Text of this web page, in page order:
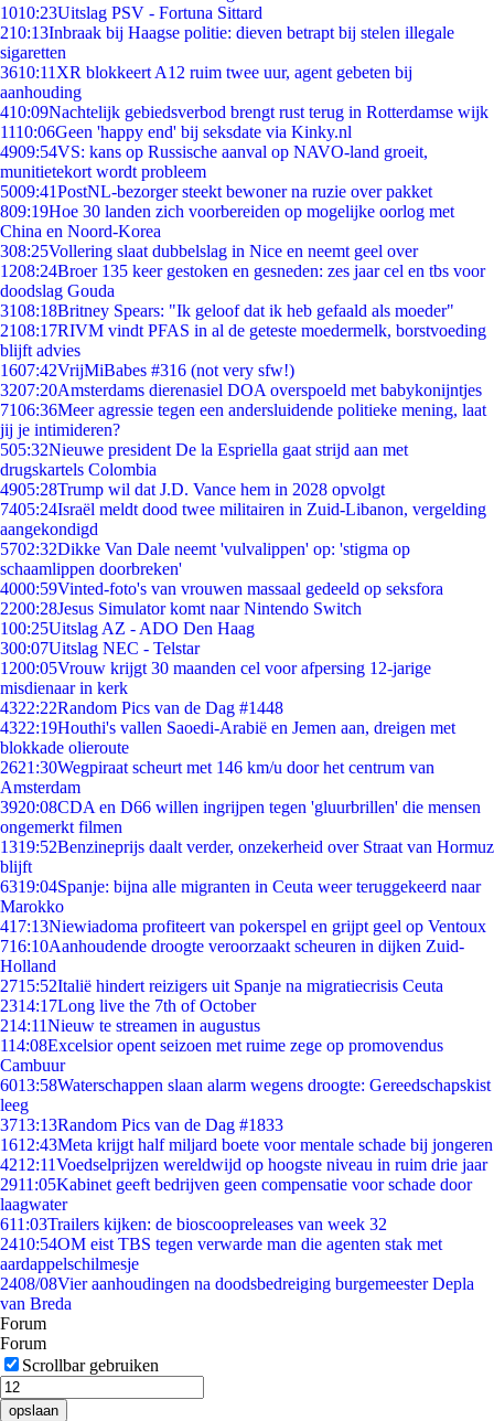
1010:23Uitslag PSV - Fortuna Sittard
210:13Inbraak bij Haagse politie: dieven betrapt bij stelen illegale
sigaretten
3610:11 XR blokkeert A12 ruim twee uur, agent gebeten bij
aanhouding
410:09Nachtelijk gebiedsverbod brengt rust terug in Rotterdamse wijk
1110:06Geen 'happy end' bij seksdate via Kinky.nl
4909:54VS: kans op Russische aanval op NAVO-land groeit,
munitietekort wordt probleem
5009:41PostNL-bezorger steekt bewoner na ruzie over pakket
809:19Hoe 30 landen zich voorbereiden op mogelijke oorlog met
China en Noord-Korea
308:25Vollering slaat dubbelslag in Nice en neemt geel over
1208:24Broer 135 keer gestoken en gesneden: zes jaar cel en tbs voor
doodslag Gouda
3108:18Britney Spears: "Ik geloof dat ik heb gefaald als moeder"
2108:17RIVM vindt PFAS in al de geteste moedermelk, borstvoeding
blijft advies
1607:42VrijMiBabes #316 (not very sfw!)
3207:20Amsterdams dierenasiel DOA overspoeld met babykonijntjes
7106:36Meer agressie tegen een andersluidende politieke mening, laat
jij je intimideren?
505:32Nieuwe president De la Espriella gaat strijd aan met
drugskartels Colombia
4905:28Trump wil dat J.D. Vance hem in 2028 opvolgt
7405:24Israël meldt dood twee militairen in Zuid-Libanon, vergelding
aangekondigd
5702:32Dikke Van Dale neemt 'vulvalippen' op: 'stigma op
schaamlippen doorbreken'
4000:59Vinted-foto's van vrouwen massaal gedeeld op seksfora
2200:28Jesus Simulator komt naar Nintendo Switch
100:25Uitslag AZ - ADO Den Haag
300:07Uitslag NEC - Telstar
1200:05Vrouw krijgt 30 maanden cel voor afpersing 12-jarige
misdienaar in kerk
4322:22Random Pics van de Dag #1448
4322:19Houthi's vallen Saoedi-Arabië en Jemen aan, dreigen met
blokkade olieroute
2621:30Wegpiraat scheurt met 146 km/u door het centrum van
Amsterdam
3920:08CDA en D66 willen ingrijpen tegen 'gluurbrillen' die mensen
ongemerkt filmen
1319:52Benzineprijs daalt verder, onzekerheid over Straat van Hormuz
blijft
6319:04Spanje: bijna alle migranten in Ceuta weer teruggekeerd naar
Marokko
417:13Niewiadoma profiteert van pokerspel en grijpt geel op Ventoux
716:10Aanhoudende droogte veroorzaakt scheuren in dijken Zuid-
Holland
2715:52Italië hindert reizigers uit Spanje na migratiecrisis Ceuta
2314:17Long live the 7th of October
214:11Nieuw te streamen in augustus
114:08Excelsior opent seizoen met ruime zege op promovendus
Cambuur
6013:58Waterschappen slaan alarm wegens droogte: Gereedschapskist
leeg
3713:13Random Pics van de Dag #1833
1612:43Meta krijgt half miljard boete voor mentale schade bij jongeren
4212:11Voedselprijzen wereldwijd op hoogste niveau in ruim drie jaar
2911:05Kabinet geeft bedrijven geen compensatie voor schade door
laagwater
611:03Trailers kijken: de bioscoopreleases van week 32
2410:54OM eist TBS tegen verwarde man die agenten stak met
aardappelschilmesje
2408/08Vier aanhoudingen na doodsbedreiging burgemeester Depla
van Breda
Forum
Forum
Scrollbar gebruiken
opslaan